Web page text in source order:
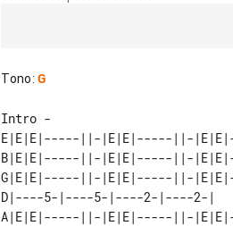
Tono: G
Intro -
E|E|E|-----||-|E|E|-----||-
B|E|E|-----||-|E|E|-----||-
G|E|E|-----||-|E|E|-----||-
D|----5-|----5-
A|E|E|-----||-|E|E|-----||-